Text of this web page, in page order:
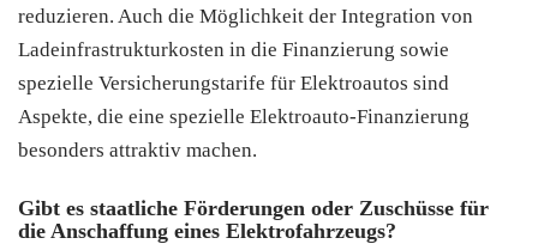
reduzieren. Auch die Möglichkeit der Integration von
Ladeinfrastrukturkosten in die Finanzierung sowie
spezielle Versicherungstarife für Elektroautos sind
Aspekte, die eine spezielle Elektroauto-Finanzierung
besonders attraktiv machen.
Gibt es staatliche Förderungen oder Zuschüsse für
die Anschaffung eines Elektrofahrzeugs?